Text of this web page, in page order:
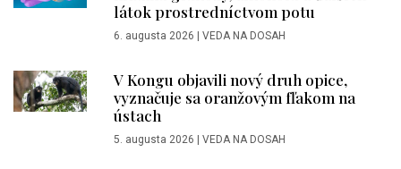
látok prostredníctvom potu
6. augusta 2026 | VEDA NA DOSAH
V Kongu objavili nový druh opice,
vyznačuje sa oranžovým fľakom na
ústach
5. augusta 2026 | VEDA NA DOSAH